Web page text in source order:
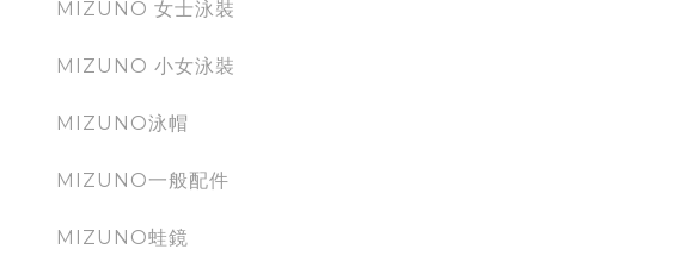
MIZUNO 女士泳裝
MIZUNO 小女泳裝
MIZUNO泳帽
MIZUNO一般配件
MIZUNO蛙鏡